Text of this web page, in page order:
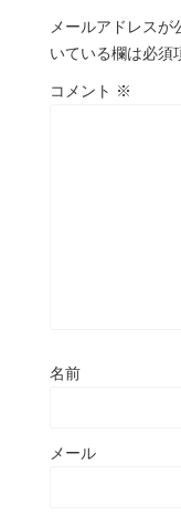
メールアドレスが
いている欄は必須
コメント ※
名前
メール